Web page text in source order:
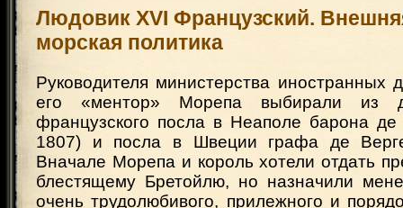
Людовик XVI Французский.
морская политика
Руководителя министерства иностранных
его «ментор» Морепа выбирали из
французского посла в Неаполе барона
1807) и посла в Швеции графа де
Вначале Морепа и король хотели отдать
блестящему Бретойлю, но назначили
очень трудолюбивого, прилежного и